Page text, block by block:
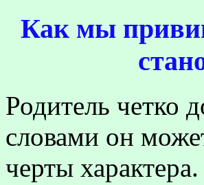
Как мы
Родитель четко
словами он
черты характера.